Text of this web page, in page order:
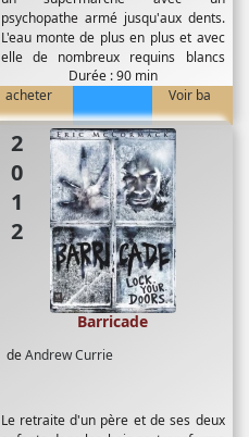
psychopathe armé jusqu'aux dents.
L'eau monte de plus en plus et avec
elle de nombreux requins blancs
particulièrement...Durée : 90 min
acheter
Voir ba
2012
deAndrew Currie
Barricade
Le retraite d'un père et de ses deux